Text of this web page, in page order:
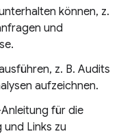
können, z.
und
z. B. Audits
aufzeichnen.
für die
Links zu